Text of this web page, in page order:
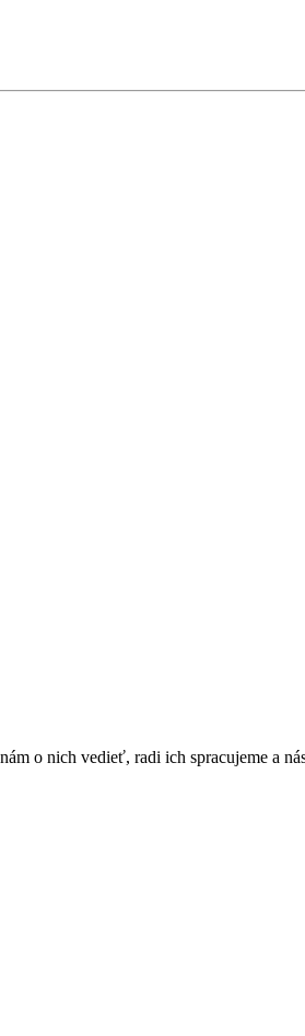
o nich vedieť, radi ich spracujeme a